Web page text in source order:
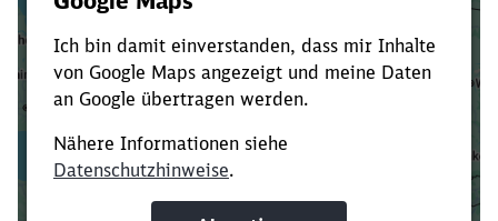
Verkürze die Ladezeit, indem du Suchbegriffe
oder Filter hinzufügst.